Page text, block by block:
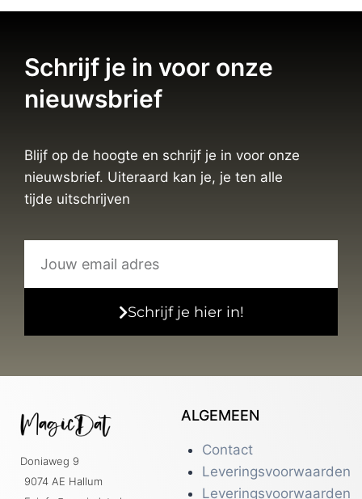
Schrijf je in voor onze
nieuwsbrief
Blijf op de hoogte en schrijf je in voor onze
nieuwsbrief. Uiteraard kan je, je ten alle
tijde uitschrijven
Schrijf je hier in!
Doniaweg 9
9074 AE Hallum
ALGEMEEN
Contact
Leveringsvoorwaarden
Leveringsvoorwaarden